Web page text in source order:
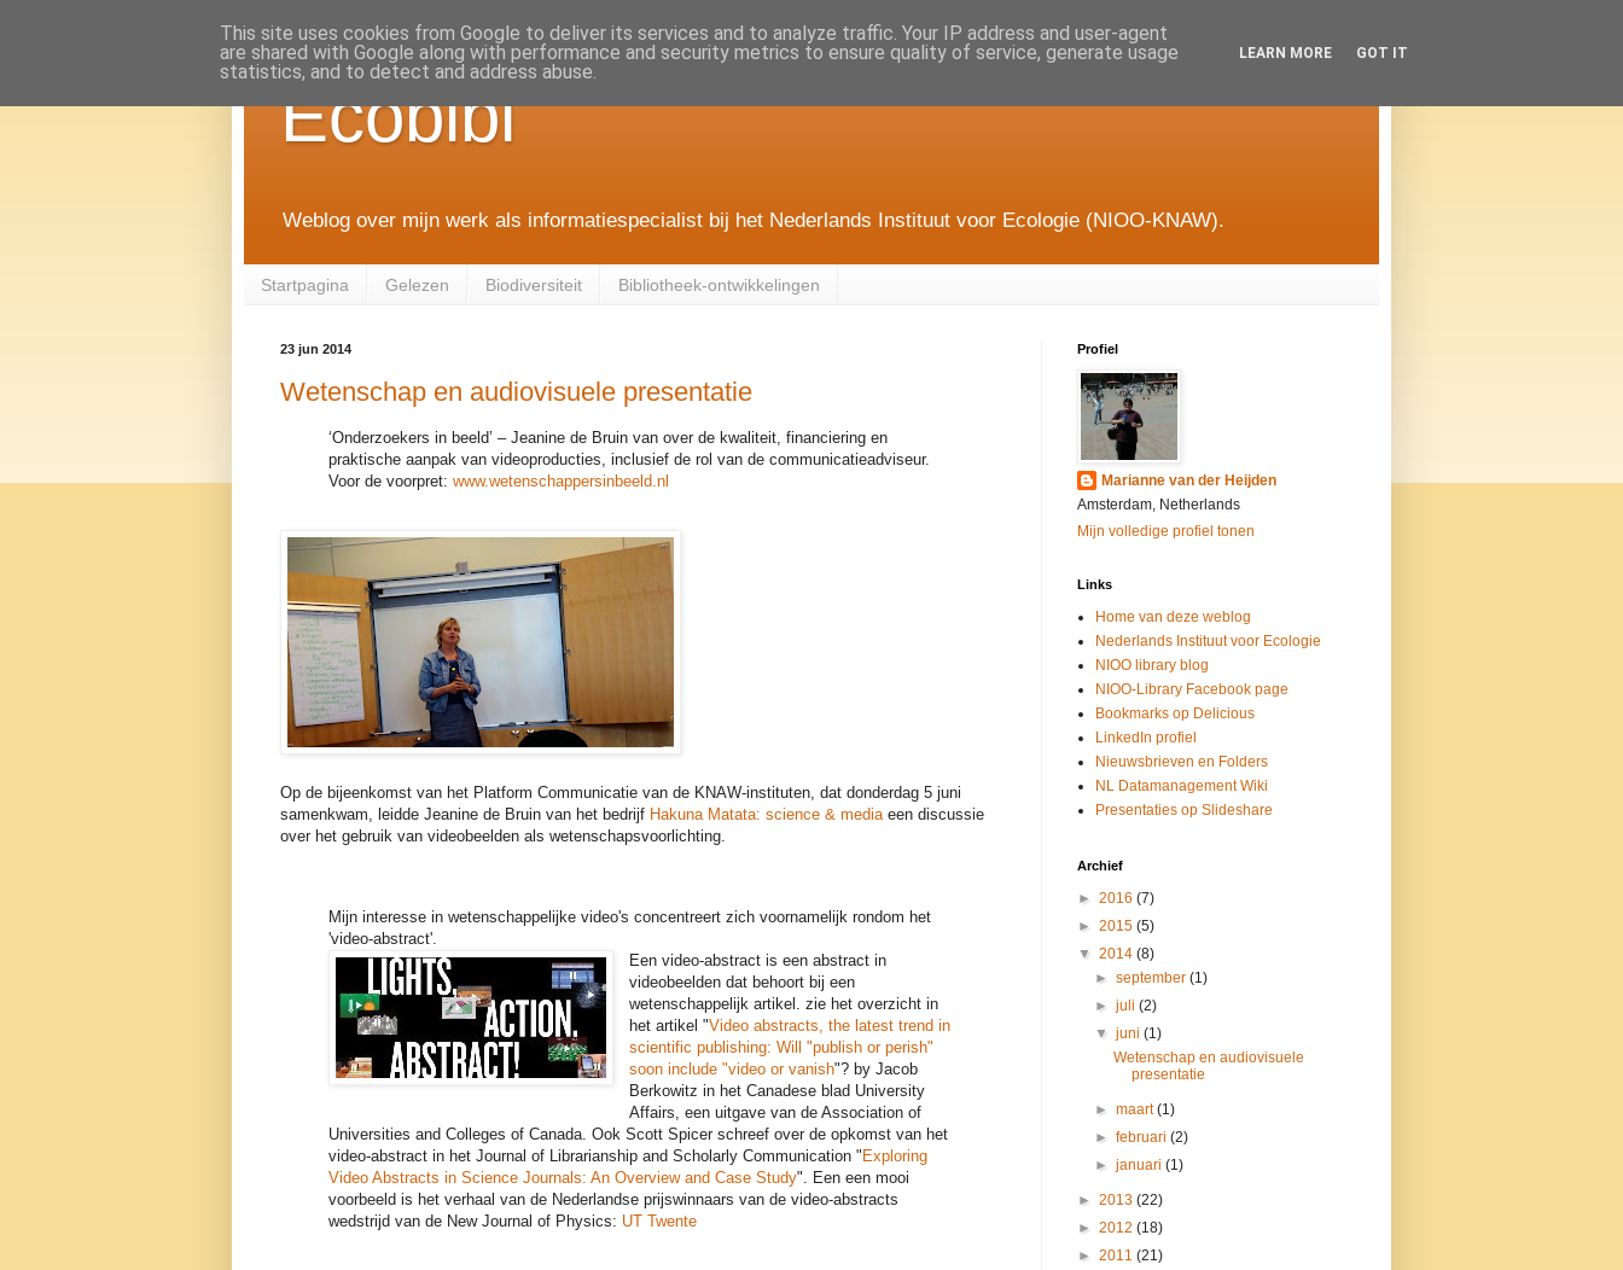
Ecobibl
Weblog over mijn werk als informatiespecialist bij het Nederlands Instituut voor Ecologie (NIOO-KNAW).
Startpagina Gelezen Biodiversiteit Bibliotheek-ontwikkelingen
23 jun 2014
Wetenschap en audiovisuele presentatie
‘Onderzoekers in beeld’ – Jeanine de Bruin van over de kwaliteit, financiering en
praktische aanpak van videoproducties, inclusief de rol van de communicatieadviseur.
Voor de voorpret: www.wetenschappersinbeeld.nl
Op de bijeenkomst van het Platform Communicatie van de KNAW-instituten, dat donderdag 5 juni
samenkwam, leidde Jeanine de Bruin van het bedrijf Hakuna Matata: science & media een discussie
over het gebruik van videobeelden als wetenschapsvoorlichting.
Mijn interesse in wetenschappelijke video's concentreert zich voornamelijk rondom het
'video-abstract'.
Een video-abstract is een abstract in
videobeelden dat behoort bij een
wetenschappelijk artikel. zie het overzicht in
het artikel "Video abstracts, the latest trend in
scientific publishing: Will "publish or perish"
soon include "video or vanish"? by Jacob
Berkowitz in het Canadese blad University
Affairs, een uitgave van de Association of
Universities and Colleges of Canada. Ook Scott Spicer schreef over de opkomst van het
video-abstract in het Journal of Librarianship and Scholarly Communication " Exploring
Video Abstracts in Science Journals: An Overview and Case Study". Een een mooi
voorbeeld is het verhaal van de Nederlandse prijswinnaars van de video-abstracts
wedstrijd van de New Journal of Physics: UT Twente
Profiel
Marianne van der Heijden
Amsterdam, Netherlands
Mijn volledige profiel tonen
Links
Home van deze weblog
Nederlands Instituut voor Ecologie
NIOO library blog
NIOO-Library Facebook page
Bookmarks op Delicious
LinkedIn profiel
Nieuwsbrieven en Folders
NL Datamanagement Wiki
Presentaties op Slideshare
Archief
► 2016 (7)
► 2015 (5)
▼ 2014 (8)
►september(1)
►juli(2)
▼juni(1)
Wetenschap en audiovisuele
presentatie
►maart(1)
►februari(2)
►januari(1)
► 2013 (22)
► 2012 (18)
► 2011 (21)
This site uses cookies from Google to deliver its services and to analyze traffic. Your IP address and user-agent
are shared with Google along with performance and security metrics to ensure quality of service, generate usage
statistics, and to detect and address abuse.
LEARN MORE GOT IT